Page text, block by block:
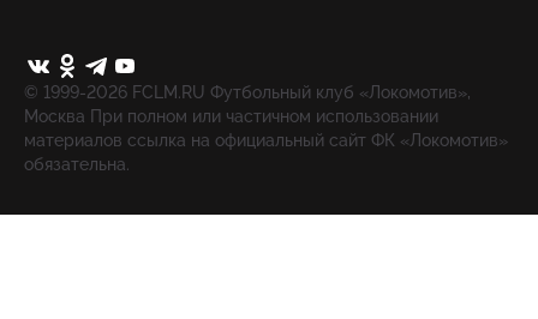
© 1999-2026 FCLM.RU Футбольный клуб «Локомотив»,
Москва При полном или частичном использовании
материалов ссылка на официальный сайт ФК «Локомотив»
обязательна.